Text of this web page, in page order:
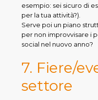
esempio: sei sicuro di
per la tua attività?).
Serve poi un piano
per non improvvisare i
social nel nuovo anno?
7. Fiere/
settore